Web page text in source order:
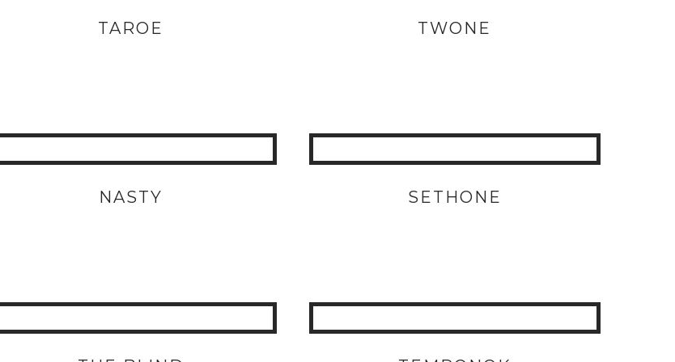
TAROE TWONE
NASTY SETHONE